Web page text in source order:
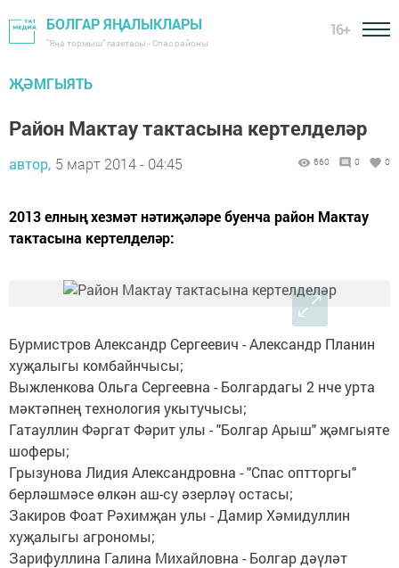
БОЛГАР ЯҢАЛЫКЛАРЫ
"Яңа тормыш" газетасы - Спас районы
16+
ҖӘМГЫЯТЬ
Район Мактау тактасына кертелделәр
автор, 5 март 2014 - 04:45 660 0 0
2013 елның хезмәт нәтиҗәләре буенча район Мактау
тактасына кертелделәр:
Бурмистров Александр Сергеевич - Александр Планин
хуҗалыгы комбайнчысы;
Выжленкова Ольга Сергеевна - Болгардагы 2 нче урта
мәктәпнең технология укытучысы;
Гатауллин Фәргат Фәрит улы - "Болгар Арыш" җәмгыяте
шоферы;
Грызунова Лидия Александровна - "Спас оптторгы"
берләшмәсе өлкән аш-су әзерләү остасы;
Закиров Фоат Рәхимҗан улы - Дамир Хәмидуллин
хуҗалыгы агрономы;
Зарифуллина Галина Михайловна - Болгар дәүләт